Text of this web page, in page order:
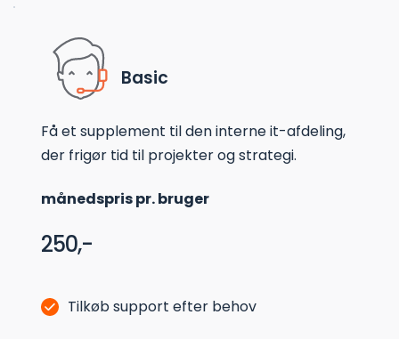
Basic
Få et supplement til den interne it-afdeling,
der frigør tid til projekter og strategi.
månedspris pr. bruger
250,-
Tilkøb support efter behov